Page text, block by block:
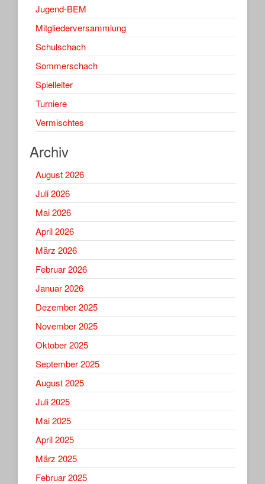
Jugend-BEM
Mitgliederversammlung
Schulschach
Sommerschach
Spielleiter
Turniere
Vermischtes
Archiv
August 2026
Juli 2026
Mai 2026
April 2026
März 2026
Februar 2026
Januar 2026
Dezember 2025
November 2025
Oktober 2025
September 2025
August 2025
Juli 2025
Mai 2025
April 2025
März 2025
Februar 2025